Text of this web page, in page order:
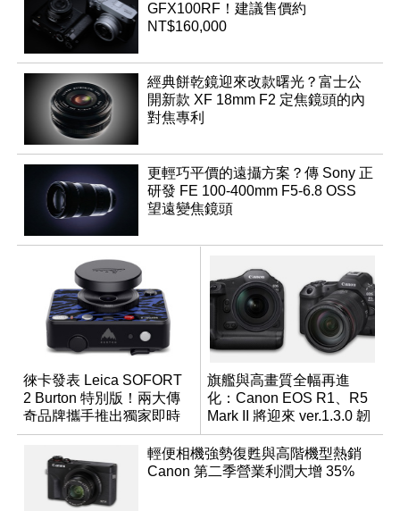
GFX100RF！建議售價約
NT$160,000
經典餅乾鏡迎來改款曙光？富士公
開新款 XF 18mm F2 定焦鏡頭的內
對焦專利
更輕巧平價的遠攝方案？傳 Sony 正
研發 FE 100-400mm F5-6.8 OSS
望遠變焦鏡頭
徠卡發表 Leica SOFORT
2 Burton 特別版！兩大傳
奇品牌攜手推出獨家即時
成像相機
旗艦與高畫質全幅再進
化：Canon EOS R1、R5
Mark II 將迎來 ver.1.3.0 韌
體更新
輕便相機強勢復甦與高階機型熱銷
Canon 第二季營業利潤大增 35%